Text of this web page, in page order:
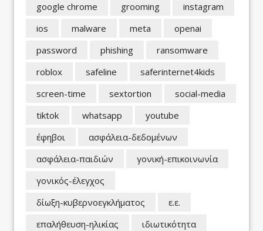
google chrome
grooming
instagram
ios
malware meta
openai
password
phishing
ransomware
roblox
safeline
saferinternet4kids
screen-time
sextortion
social-media
tiktok
whatsapp
youtube
έφηβοι
ασφάλεια-δεδομένων
ασφάλεια-παιδιών
γονική-επικοινωνία
γονικός-έλεγχος
δίωξη-κυβερνοεγκλήματος
ε.ε.
επαλήθευση-ηλικίας
ιδιωτικότητα